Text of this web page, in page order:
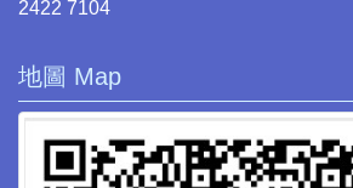
2422 7104
地圖 Map